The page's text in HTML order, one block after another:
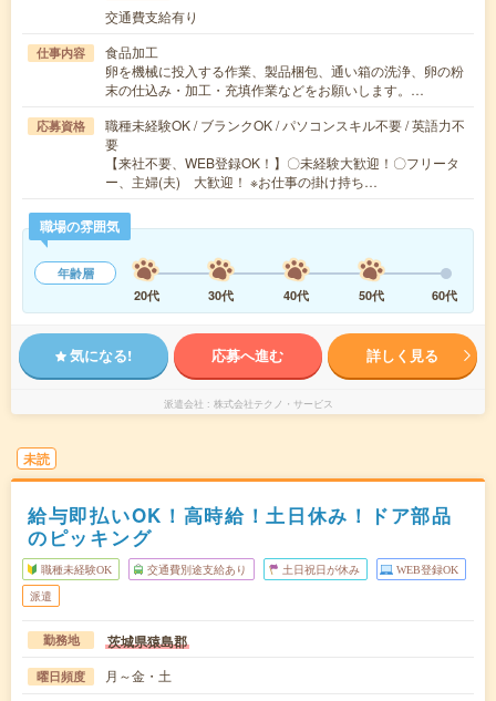
交通費支給有り
仕事内容
食品加工
卵を機械に投入する作業、製品梱包、通い箱の洗浄、卵の粉
末の仕込み・加工・充填作業などをお願いします。…
応募資格
職種未経験OK / ブランクOK / パソコンスキル不要 / 英語力不
要
【来社不要、WEB登録OK！】〇未経験大歓迎！〇フリータ
ー、主婦(夫) 大歓迎！ ※お仕事の掛け持ち…
職場の雰囲気
年齢層
20代
30代 40代 50代 60代
気になる! 応募へ進む 詳しく見る
派遣会社 株式会社テクノ・サービス
未読
給与即払いOK！高時給！土日休み！ドア部品
のピッキング
職種未経験OK 交通費別途支給あり 土日祝日が休み WEB登録OK
派遣
勤務地 茨城県猿島郡
曜日頻度 月～金・土